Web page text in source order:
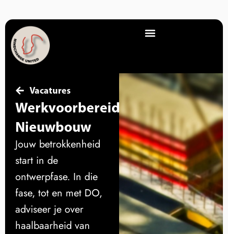
Vacatures
Werkvoorbereider
Nieuwbouw
Jouw betrokkenheid
start in de
ontwerpfase. In die
fase, tot en met DO,
adviseer je over
haalbaarheid van